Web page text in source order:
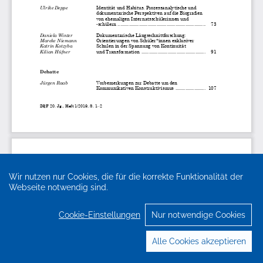
Wir nutzen nur Cookies, die für die korrekte Funktionalität der
Webseite notwendig sind.
Cookie-Einstellungen Nur notwendige Cookies
Alle Cookies akzeptieren